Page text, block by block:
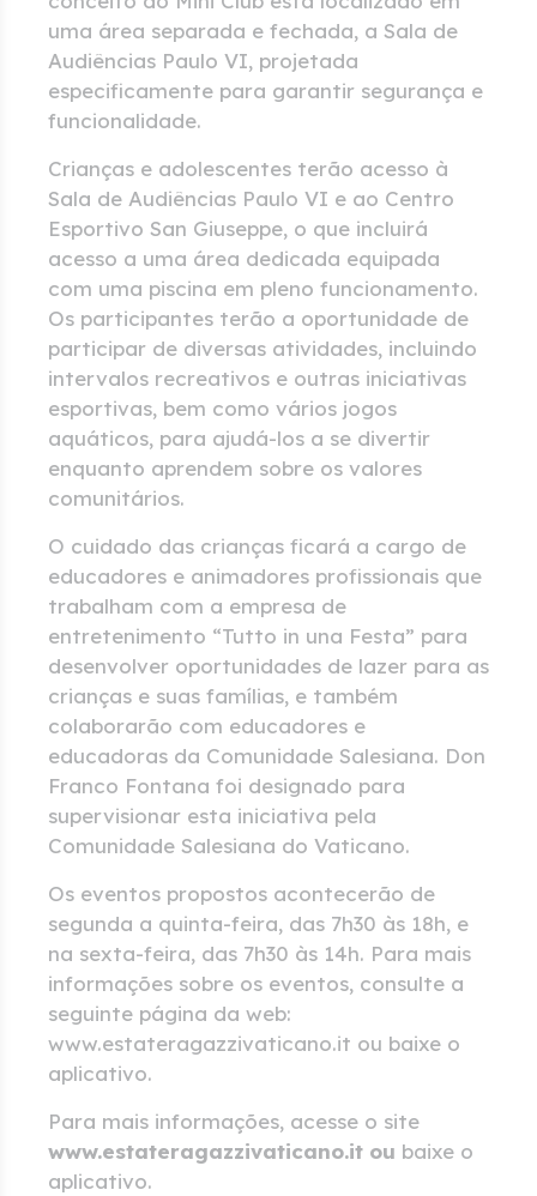
uma área separada e fechada, a Sala de
Audiências Paulo VI, projetada
especificamente para garantir segurança e
funcionalidade.
Crianças e adolescentes terão acesso à
Sala de Audiências Paulo VI e ao Centro
Esportivo San Giuseppe, o que incluirá
acesso a uma área dedicada equipada
com uma piscina em pleno funcionamento.
Os participantes terão a oportunidade de
participar de diversas atividades, incluindo
intervalos recreativos e outras iniciativas
esportivas, bem como vários jogos
aquáticos, para ajudá-los a se divertir
enquanto aprendem sobre os valores
comunitários.
O cuidado das crianças ficará a cargo de
educadores e animadores profissionais que
trabalham com a empresa de
entretenimento “Tutto in una Festa” para
desenvolver oportunidades de lazer para as
crianças e suas famílias, e também
colaborarão com educadores e
educadoras da Comunidade Salesiana. Don
Franco Fontana foi designado para
supervisionar esta iniciativa pela
Comunidade Salesiana do Vaticano.
Os eventos propostos acontecerão de
segunda a quinta-feira, das 7h30 às 18h, e
na sexta-feira, das 7h30 às 14h. Para mais
informações sobre os eventos, consulte a
seguinte página da web:
www.estateragazzivaticano.it ou baixe o
aplicativo.
Para mais informações, acesse o site
www.estateragazzivaticano.it ou baixe o
aplicativo.